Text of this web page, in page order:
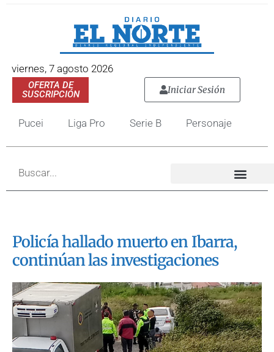
viernes, 7 agosto 2026
OFERTA DE
SUSCRIPCIÓN
Iniciar Sesión
Pucei Liga Pro Serie B Personaje
Policía hallado muerto en Ibarra,
continúan las investigaciones